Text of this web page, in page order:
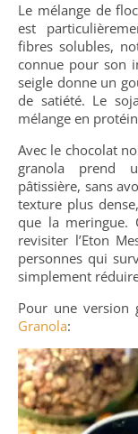
Le mélange de
est
fibres solubles,
connue pour son
seigle donne un
de satiété. Le
mélange en
Avec le chocolat
granola prend
pâtissière, sans
texture plus
que la meringue.
revisiter l’Eton
personnes qui
simplement
Pour une version
Granola: